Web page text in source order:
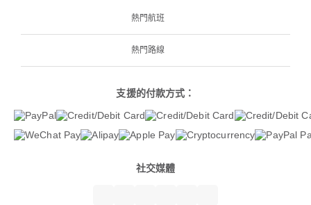
熱門航班
熱門路線
支援的付款方式：
社交媒體